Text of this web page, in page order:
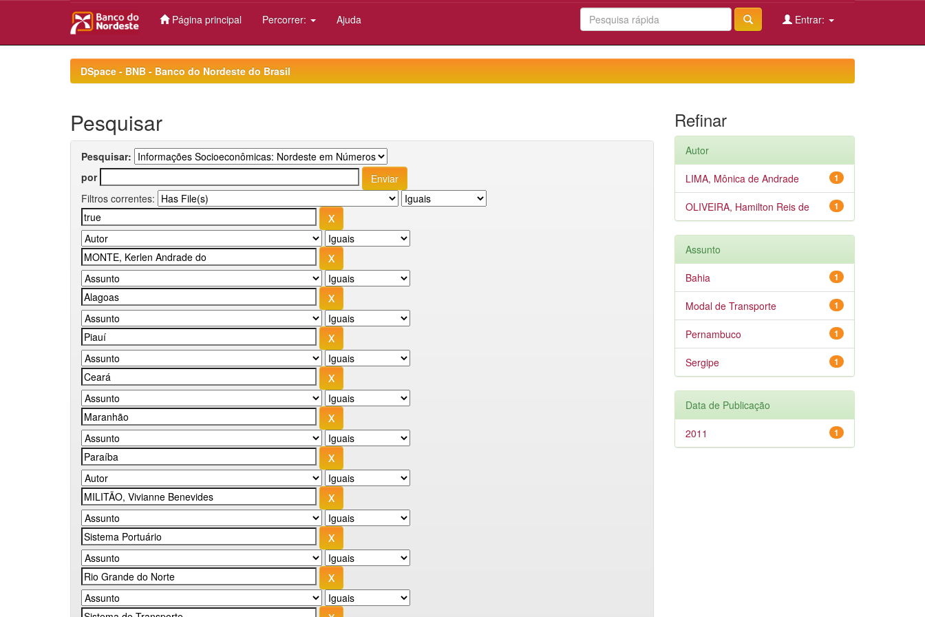
Página principal Percorrer: Ajuda Entrar:
DSpace - BNB - Banco do Nordeste do Brasil
Pesquisar
Pesquisar:
por
Filtros correntes:
Refinar
Autor
1
LIMA, Mônica de Andrade
1
OLIVEIRA, Hamilton Reis de
Assunto
1
Bahia
1
Modal de Transporte
1
Pernambuco
1
Sergipe
Data de Publicação
1
2011